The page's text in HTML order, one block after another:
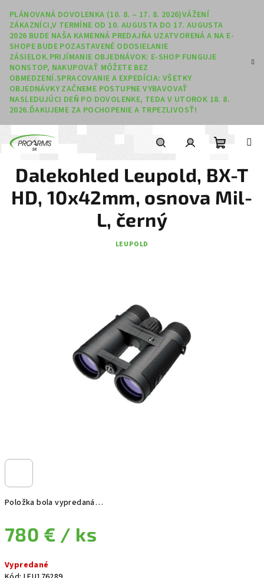
PLÁNOVANÁ DOVOLENKA (10. 8. – 17. 8. 2026)VÁŽENÍ
ZÁKAZNÍCI,V TERMÍNE OD 10. AUGUSTA DO 17. AUGUSTA
2026 BUDE NAŠA KAMENNÁ PREDAJŇA UZATVORENÁ A NA E-
SHOPE BUDE POZASTAVENÉ ODOSIELANIE
ZÁSIELOK.PRIJÍMANIE OBJEDNÁVOK: E-SHOP FUNGUJE
NONSTOP, NAKUPOVAŤ MÔŽETE BEZ
OBMEDZENÍ.SPRACOVANIE A EXPEDÍCIA: VŠETKY
OBJEDNÁVKY ZAČNEME POSTUPNE VYBAVOVAŤ
NASLEDUJÚCI DEŇ PO DOVOLENKE, TEDA V UTOROK 18. 8.
2026.ĎAKUJEME ZA POCHOPENIE A TRPEZLIVOSŤ!
Hľadať
Položka bola vypredaná…
780 € / ks
Vypredané
Dalekohled Leupold, BX-T
HD, 10x42mm, osnova Mil-
L, černý
LEUPOLD